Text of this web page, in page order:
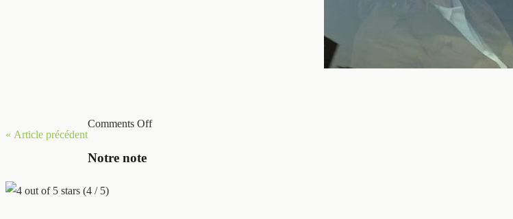
« Article précédent
Comments Off
Notre note
(4 / 5)